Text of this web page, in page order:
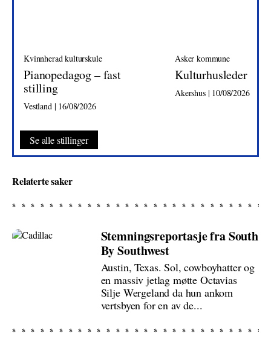
Kvinnherad kulturskule
Pianopedagog – fast
stilling
Vestland | 16/08/2026
Asker kommune
Kulturhusleder
Akershus | 10/08/2026
Se alle stillinger
Relaterte saker
Stemningsreportasje fra South
By Southwest
Austin, Texas. Sol, cowboyhatter og
en massiv jetlag møtte Octavias
Silje Wergeland da hun ankom
vertsbyen for en av de...